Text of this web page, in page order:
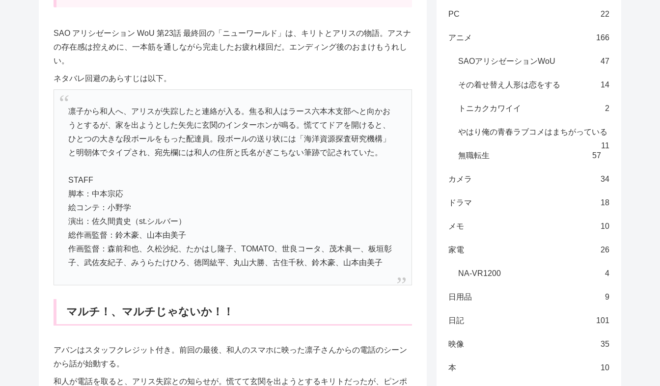
SAO アリシゼーション WoU 第23話 最終回の「ニューワールド」は、キリトとアリスの物語。アスナ
の存在感は控えめに、一本筋を通しながら完走したお疲れ様回だ。エンディング後のおまけもうれし
い。
ネタバレ回避のあらすじは以下。
凛子から和人へ、アリスが失踪したと連絡が入る。焦る和人はラース六本木支部へと向かお
うとするが、家を出ようとした矢先に玄関のインターホンが鳴る。慌ててドアを開けると、
ひとつの大きな段ボールをもった配達員。段ボールの送り状には「海洋資源探査研究機構」
と明朝体でタイプされ、宛先欄には和人の住所と氏名がぎこちない筆跡で記されていた。
STAFF
脚本：中本宗応
絵コンテ：小野学
演出：佐久間貴史（st.シルバー）
総作画監督：鈴木豪、山本由美子
作画監督：森前和也、久松沙紀、たかはし隆子、TOMATO、世良コータ、茂木眞一、板垣彰
子、武佐友紀子、みうらたけひろ、徳岡紘平、丸山大勝、古住千秋、鈴木豪、山本由美子
マルチ！、マルチじゃないか！！
アバンはスタッフクレジット付き。前回の最後、和人のスマホに映った凛子さんからの電話のシーン
から話が始動する。
和人が電話を取ると、アリス失踪との知らせが。慌てて玄関を出ようとするキリトだったが、ピンポ
PC 22
アニメ 166
SAOアリシゼーションWoU 47
その着せ替え人形は恋をする 14
トニカクカワイイ 2
やはり俺の青春ラブコメはまちがっている
11
無職転生
57
カメラ 34
ドラマ 18
メモ 10
家電 26
NA-VR1200 4
日用品 9
日記 101
映像 35
本 10